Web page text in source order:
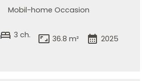
Mobil-home Occasion
bed 3 ch. aspect_ratio 36.8 m² calendar_month 2025